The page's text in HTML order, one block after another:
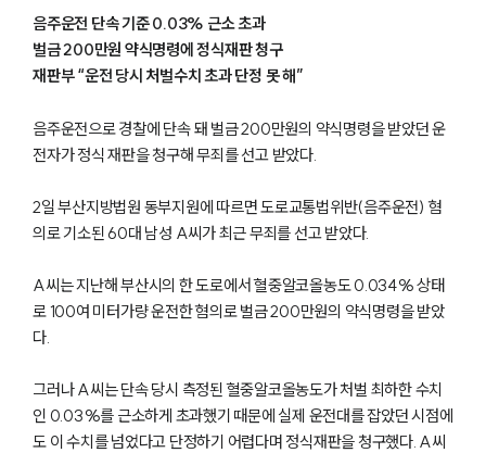
음주운전 단속 기준 0.03% 근소 초과
벌금 200만원 약식명령에 정식재판 청구
재판부 “운전 당시 처벌수치 초과 단정 못 해”
음주운전으로 경찰에 단속 돼 벌금 200만원의 약식명령을 받았던 운
전자가 정식 재판을 청구해 무죄를 선고 받았다.
2일 부산지방법원 동부지원에 따르면 도로교통법위반(음주운전) 혐
의로 기소된 60대 남성 A씨가 최근 무죄를 선고 받았다.
A씨는 지난해 부산시의 한 도로에서 혈중알코올농도 0.034% 상태
로 100여 미터가량 운전한 혐의로 벌금 200만원의 약식명령을 받았
다.
그러나 A씨는 단속 당시 측정된 혈중알코올농도가 처벌 최하한 수치
인 0.03%를 근소하게 초과했기 때문에 실제 운전대를 잡았던 시점에
도 이 수치를 넘었다고 단정하기 어렵다며 정식재판을 청구했다. A씨